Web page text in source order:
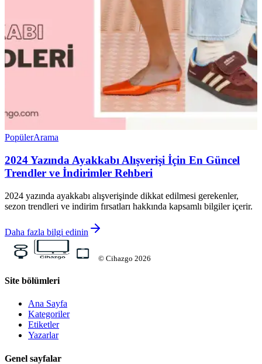
PopülerArama
2024 Yazında Ayakkabı Alışverişi İçin En Güncel
Trendler ve İndirimler Rehberi
2024 yazında ayakkabı alışverişinde dikkat edilmesi gerekenler,
sezon trendleri ve indirim fırsatları hakkında kapsamlı bilgiler içerir.
Daha fazla bilgi edinin
© Cihazgo 2026
Site bölümleri
Ana Sayfa
Kategoriler
Etiketler
Yazarlar
Genel sayfalar